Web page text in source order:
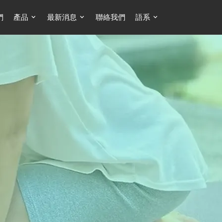
產品 最新消息 聯絡我們 語系